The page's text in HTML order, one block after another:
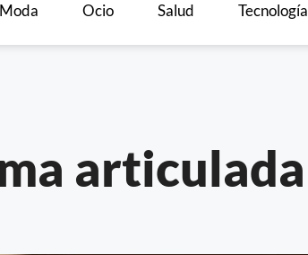
Moda Ocio Salud Tecnología
articulada